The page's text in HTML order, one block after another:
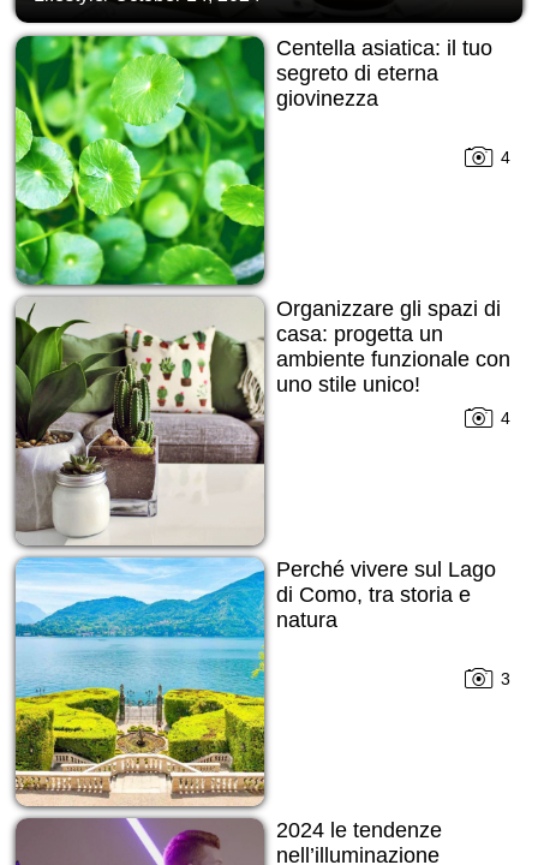
Centella asiatica: il tuo
segreto di eterna
giovinezza
4
Organizzare gli spazi di
casa: progetta un
ambiente funzionale con
uno stile unico!
4
Perché vivere sul Lago
di Como, tra storia e
natura
3
2024 le tendenze
nell’illuminazione